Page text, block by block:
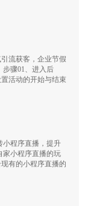
流获客，企业节假
步骤01、进入后
活动的开始与结束
小程序直播，提升
家小程序直播的玩
有的小程序直播的